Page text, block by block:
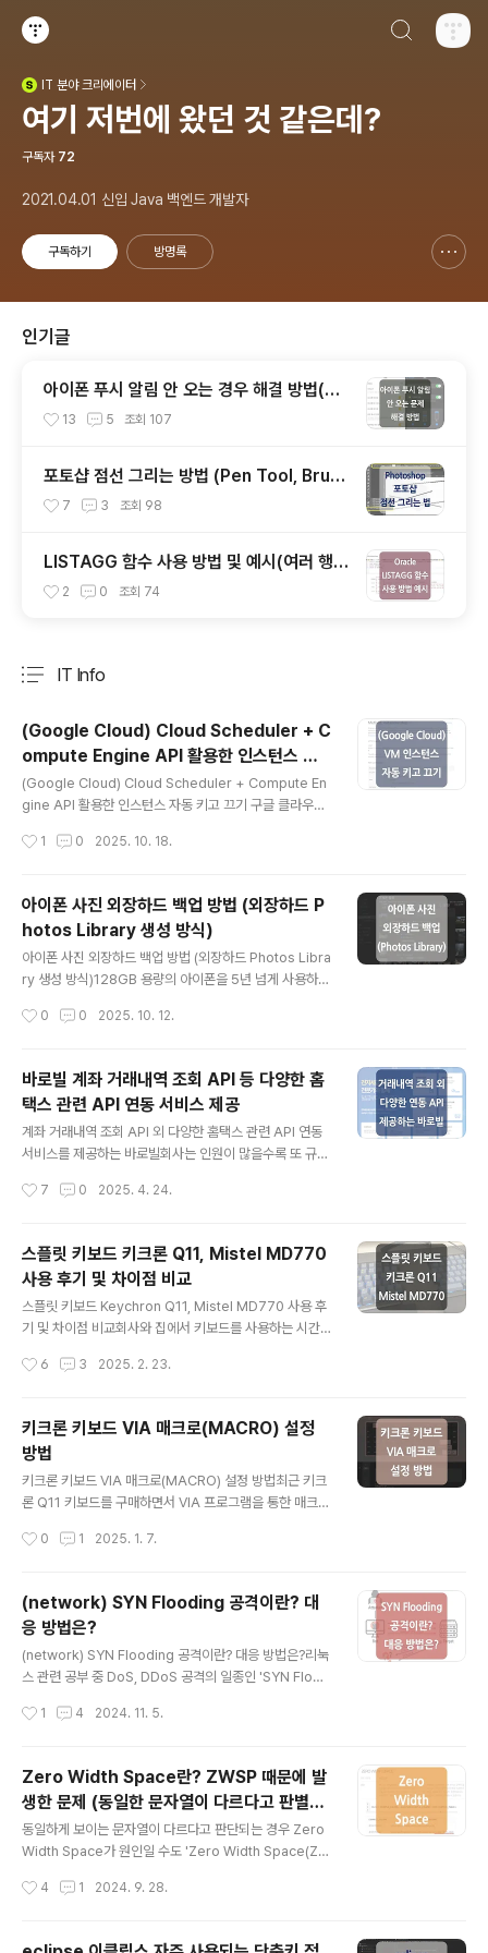
IT 분야 크리에이터
여기 저번에 왔던 것 같은데?
구독자 72
2021.04.01 신입 Java 백엔드 개발자
구독하기 방명록
인기글
아이폰 푸시 알림 안 오는 경우 해결 방법(위
치 및 개인 정보 보호 재설정)
13 5 조회 107
포토샵 점선 그리는 방법 (Pen Tool, Brus
h Tool 사용)
7 3 조회 98
LISTAGG 함수 사용 방법 및 예시(여러 행의
값을 하나의 문자열로 결합할 때)
2 0 조회 74
IT Info
(Google Cloud) Cloud Scheduler + C
ompute Engine API 활용한 인스턴스 자
동 키고 끄기
(Google Cloud) Cloud Scheduler + Compute En
gine API 활용한 인스턴스 자동 키고 끄기 구글 클라우드
는데, 자동매매의 경우 시장 시간에만 돌아가면 되기 때문
주식시장만 대상으로 할 때는 '인스턴스' 기능을 활용하여
서버를 자동으로 키고 끄도록 설정했는데, 야간에 미국시
장에도 프로그램을 실행하게 되면서 '인스턴스 일정' 기능
만으로는 서버를 완전히 자동으로 키고 끌 수 없게 되어 다
른 방안을 찾아보게 되었습니다. (google cloud 정책상
수 없도록 되어 있습니다.) '인스턴스 일정' 기능을 대..
1 0 2025. 10. 18.
아이폰 사진 외장하드 백업 방법 (외장하드 P
hotos Library 생성 방식)
아이폰 사진 외장하드 백업 방법 (외장하드 Photos Libra
ry 생성 방식)128GB 용량의 아이폰을 5년 넘게 사용하다
이 항상 부족했는데요.특히나 사진이 용량을 너무 많이 차
맥에서 호환하기 쉬운 방법으로 외장하드 백업을 진행했습
니다.iCloud의 경우 커피 한잔 값(200GB 기준, 월 3,30
0원)일 수도 있겠지만 뭔가 그 정도로까지 필요한가 싶어
서 사용하지 않고 있습니다. 1. 외장하드 백업 (Mac OS 확
장 포맷으로 변경)먼저 '디스크 유틸리티'를 사용하여 외장
초기화를 진행했습니다.* 저장된 모든 데이터가 영구적..
0 0 2025. 10. 12.
바로빌 계좌 거래내역 조회 API 등 다양한 홈
택스 관련 API 연동 서비스 제공
계좌 거래내역 조회 API 외 다양한 홈택스 관련 API 연동
서비스를 제공하는 바로빌회사는 인원이 많을수록 또 규모
당자는 경비 지출이나 분기별 결산 시기에 특히 처리해야
않을까 하여 홈택스와 API 연동이 가능한지 알아보았으나
관련된 문서나 가이드를 찾기가 쉽지 않았는데요. 그러던
중 계좌 거래내역 조회 API, 카드 사용내역 조회 API 등,
다양한 홈택스 및 세금 관련 API를 제공하는 '바로빌'을 알
계산서 발급 전문 기관이며, 국세청 표준인증을 획득한 검
7 0 2025. 4. 24.
스플릿 키보드 키크론 Q11, Mistel MD770
사용 후기 및 차이점 비교
스플릿 키보드 Keychron Q11, Mistel MD770 사용 후
기 및 차이점 비교회사와 집에서 키보드를 사용하는 시간
세가 편하면 좋겠다 생각하여 스플릿 키보드에 관심을 가
만족도가 너무 높아 최근에 두 번째 스플릿 키보드인 '미스
텔 MD770' 제품도 구입하여 각각 회사와 집에서 사용하
고 있습니다.(스플릿 키보드의 최대 이슈인 왼쪽 'ㅠ' 키의
경우 생각보다 금방 적응되어 사용 중입니다.) 해당 포스팅
D770 사용 후기 및 차이점 비교에 대한 내용을 정리하였
6 3 2025. 2. 23.
키크론 키보드 VIA 매크로(MACRO) 설정
방법
키크론 키보드 VIA 매크로(MACRO) 설정 방법최근 키크
론 Q11 키보드를 구매하면서 VIA 프로그램을 통한 매크로
o 제품들은 기본적으로 QMK(Quantum Mechanical K
x를 사용하여 키보드의 펌웨어를 수정할 수 있는데요.QM
K Toolbox의 가장 대표적인 도구 중 하나가 바로 'VIA'입
니다. * VIA(또는 키크론 런처) 프로그램을 통해 저장된 키
매핑 및 매크로 정보는 키보드 하드웨어에 저장되기 때문
징이 있습니다. 1. 키보드 연결https:..
0 1 2025. 1. 7.
(network) SYN Flooding 공격이란? 대
응 방법은?
(network) SYN Flooding 공격이란? 대응 방법은?리눅
스 관련 공부 중 DoS, DDoS 공격의 일종인 'SYN Flood
내용이라 SYN Flooding 공격이란 무엇인지, 또 대응 방
워크의 구조적인 취약점을 이용하거나 대량의 트래픽을 통
해 타겟 시스템이 정상적인 서비스를 하지 못하도록 마비
시키는 악의적인 시도를 말합니다. DDoS(Distributed
Denial of Service, 분산 서비스 거부) 공격은 DoS 공격
타겟(1:1)에 대..
1 4 2024. 11. 5.
Zero Width Space란? ZWSP 때문에 발
생한 문제 (동일한 문자열이 다르다고 판별될
때)
동일하게 보이는 문자열이 다르다고 판단되는 경우 Zero
Width Space가 원인일 수도 'Zero Width Space(ZW
스팅에서는 zero width space로 인해 발생한 문제를 해
acters에 대한 개념 및 정규식을 통한 whitespace cha
4 1 2024. 9. 28.